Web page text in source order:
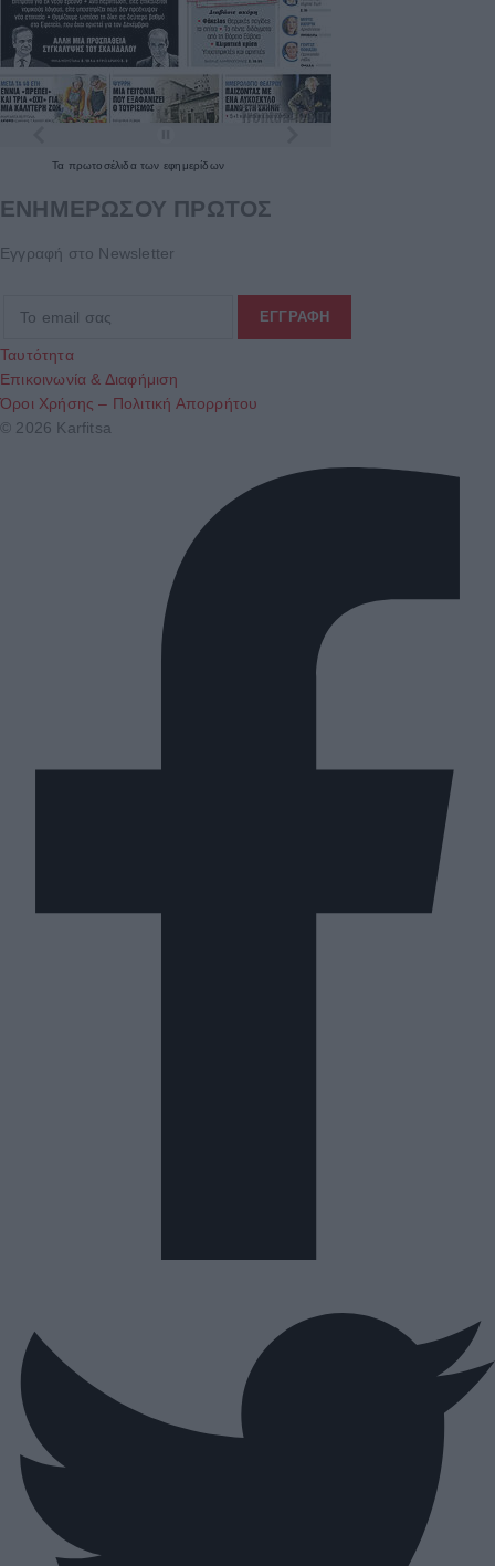
Τα πρωτοσέλιδατων εφημερίδων
ΕΝΗΜΕΡΩΣΟΥ ΠΡΩΤΟΣ
Εγγραφή στο Newsletter
Ταυτότητα
Επικοινωνία & Διαφήμιση
Όροι Χρήσης – Πολιτική Απορρήτου
© 2026 Karfitsa